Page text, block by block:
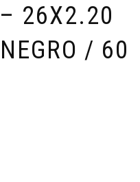
26X2.20
/ 60